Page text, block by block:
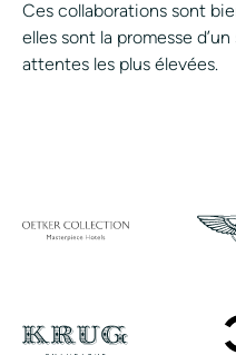
Ces collaborations sont
elles sont la promesse
attentes les plus élevées.